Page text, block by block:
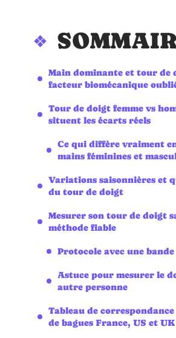
Main dominante et tour de
facteur biomécanique
Tour de doigt femme vs
situent les écarts réels
Ce qui diffère vraiment
mains féminines et
Variations saisonnières et
du tour de doigt
Mesurer son tour de doigt
méthode fiable
Protocole avec une
Astuce pour mesurer le
autre personne
Tableau de
de bagues France, US et UK